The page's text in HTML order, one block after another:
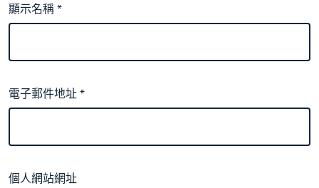
顯示名稱*
電子郵件地址*
個人網站網址